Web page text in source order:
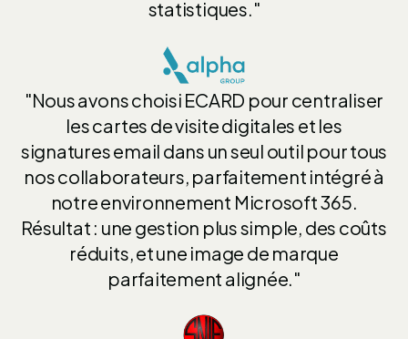
statistiques."
"Nous avons choisi ECARD pour centraliser
les cartes de visite digitales et les
signatures email dans un seul outil pour tous
nos collaborateurs, parfaitement intégré à
notre environnement Microsoft 365.
Résultat : une gestion plus simple, des coûts
réduits, et une image de marque
parfaitement alignée."